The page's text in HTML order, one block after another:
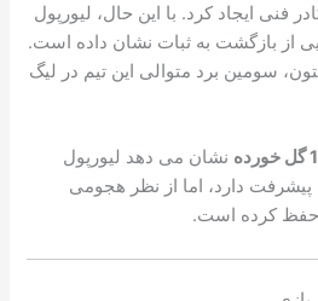
فنی ایجاد کرد. با این حال، لیورپول
از بازگشت به ثبات نشان داده است.
سومین برد متوالی این تیم در لیگ
نشان می دهد لیورپول
دارد، اما از نظر هجومی
حفظ کرده است.